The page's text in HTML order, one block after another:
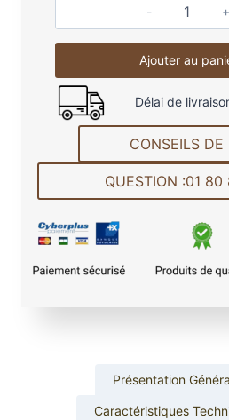
q
u
a
t
i
t
é
d
L
m
e
r
Ajouter au
Délai de
CONSEILS DE
QUESTION :01
Présentation
Caractéristiques